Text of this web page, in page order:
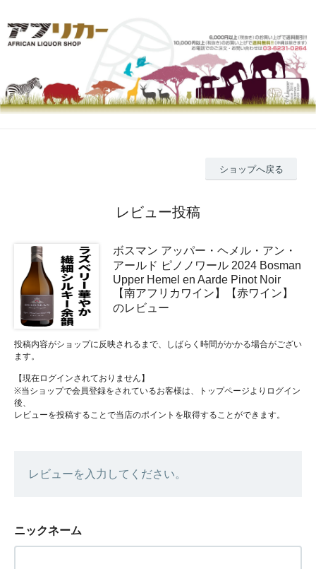
ショップへ戻る
レビュー投稿
ボスマン アッパー・ヘメル・アン・
アールド ピノノワール 2024 Bosman
Upper Hemel en Aarde Pinot Noir
【南アフリカワイン】【赤ワイン】
のレビュー
投稿内容がショップに反映されるまで、しばらく時間がかかる場合がござい
ます。
【現在ログインされておりません】
※当ショップで会員登録をされているお客様は、トップページよりログイン
後、
レビューを投稿することで当店のポイントを取得することができます。
レビューを入力してください。
ニックネーム